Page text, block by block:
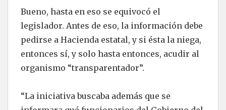
Bueno, hasta en eso se equivocó el
legislador. Antes de eso, la información debe
pedirse a Hacienda estatal, y si ésta la niega,
entonces sí, y solo hasta entonces, acudir al
organismo “transparentador”.
“La iniciativa buscaba además que se